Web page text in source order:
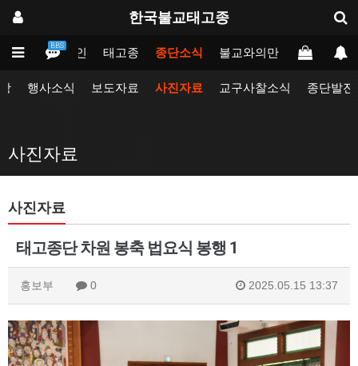
한국불교태고종
BBS
메인 태고종 종단소식 불교와의만남 업무포털
행사소식 보도자료 사진자료 교구사찰소식 종단발전
사진자료
사진자료
태고종단 차원 봉축 법요식 봉행 1
홍보부 0 2025.05.15 13:37